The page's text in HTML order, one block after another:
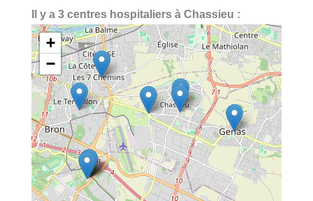
Il y a 3 centres hospitaliers à Chassieu :
+
−